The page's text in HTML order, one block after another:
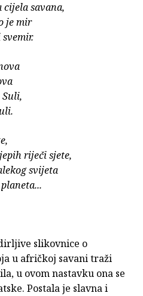
savana,
je mir
riječi sjete,
svijeta
slikovnice o
u afričkoj savani traži
u ovom nastavku ona se
Postala je slavna i